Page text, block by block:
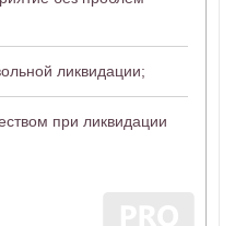
ликвидации;
при ликвидации